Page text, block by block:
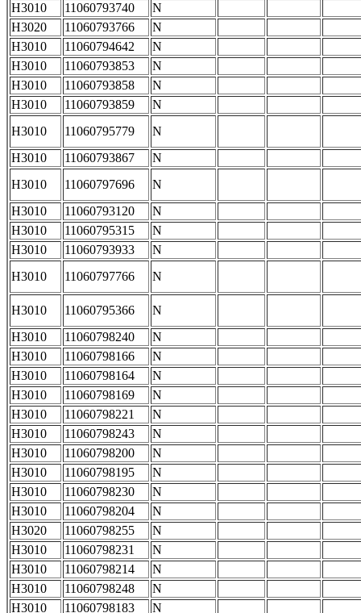
H3010
11060793740
N
H3020
11060793766
N
H3010
11060794642
N
H3010
11060793853
N
H3010
11060793858
N
H3010
11060793859
N
H3010
11060795779
N
H3010
11060793867
N
H3010
11060797696
N
H3010
11060793120
N
H3010
11060795315
N
H3010
11060793933
N
H3010
11060797766 N
H3010 11060795366
N
H3010
11060798240
N
H3010
11060798166
N
H3010
11060798164
N
H3010
11060798169
N
H3010
11060798221
N
H3010
11060798243
N
H3010
11060798200
N
H3010
11060798195
N
H3010
11060798230
N
H3010
11060798204
N
H3020
11060798255
N
H3010
11060798231
N
H3010
11060798214
N
H3010
11060798248
N
H3010
11060798183 N